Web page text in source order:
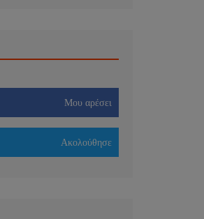
Μου αρέσει
Ακολούθησε